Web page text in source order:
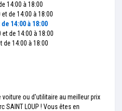
14:00 à 18:00
de 14:00 à 18:00
14:00 à 18:00
et de 14:00 à 18:00
de 14:00 à 18:00
ou d'utilitaire au meilleur prix
SAINT LOUP ! Vous êtes en